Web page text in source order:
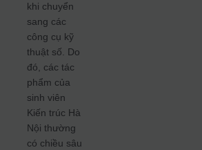
khi chuyển
sang các
công cụ kỹ
thuật số. Do
đó, các tác
phẩm của
sinh viên
Kiến trúc Hà
Nội thường
có chiều sâu